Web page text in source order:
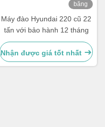
băng
Máy đào Hyundai 220 cũ 22
tấn với bảo hành 12 tháng
Nhận được giá tốt nhất